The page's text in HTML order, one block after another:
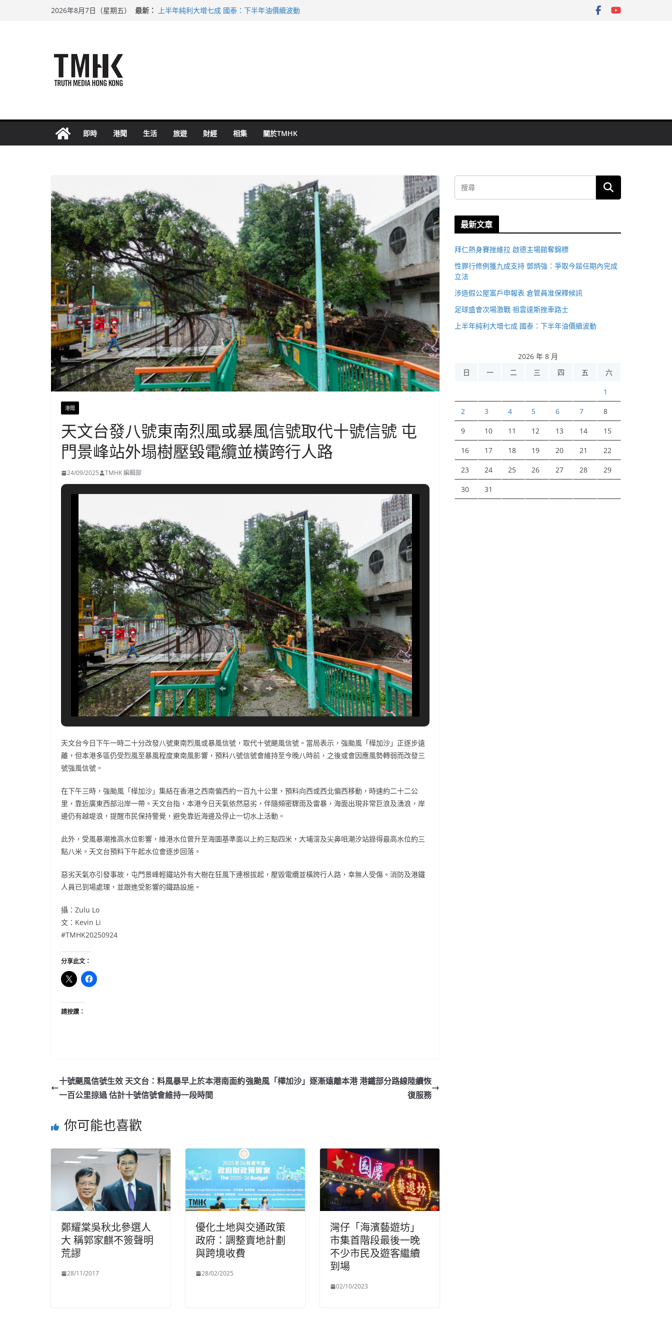
2026年8月7日（星期五） 最新：
上半年純利大增七成 國泰：下半年油價續波動
即時 港聞 生活 旅遊 財經 相集 關於TMHK
港聞
天文台發八號東南烈風或暴風信號取代十號信號 屯
門景峰站外塌樹壓毀電纜並橫跨行人路
24/09/2025 TMHK 編輯部
天文台今日下午一時二十分改發八號東南烈風或暴風信號，取代十號颶風信號。當局表示，強颱風「樺加沙」正逐步遠
離，但本港多區仍受烈風至暴風程度東南風影響，預料八號信號會維持至今晚八時前，之後或會因應風勢轉弱而改發三
號強風信號。
在下午三時，強颱風「樺加沙」集結在香港之西南偏西約一百九十公里，預料向西或西北偏西移動，時速約二十二公
里，靠近廣東西部沿岸一帶。天文台指，本港今日天氣依然惡劣，伴隨頻密驟雨及雷暴，海面出現非常巨浪及湧浪，岸
邊仍有越堤浪，提醒市民保持警覺，避免靠近海邊及停止一切水上活動。
此外，受風暴潮推高水位影響，維港水位曾升至海圖基準面以上約三點四米，大埔滘及尖鼻咀潮汐站錄得最高水位約三
點八米。天文台預料下午起水位會逐步回落。
惡劣天氣亦引發事故，屯門景峰輕鐵站外有大樹在狂風下連根拔起，壓毀電纜並橫跨行人路，幸無人受傷。消防及港鐵
人員已到場處理，並跟進受影響的鐵路設施。
攝：Zulu Lo
文：Kevin Li
#TMHK20250924
分享此文：
請按讚：
十號颶風信號生效 天文台：料風暴早上於本港南面約
一百公里掠過 估計十號信號會維持一段時間
強颱風「樺加沙」逐漸遠離本港 港鐵部分路線陸續恢
復服務
你可能也喜歡
鄭耀棠吳秋北參選人
大 稱郭家麒不簽聲明
荒謬
28/11/2017
優化土地與交通政策
政府：調整賣地計劃
與跨境收費
28/02/2025
灣仔「海濱藝遊坊」
市集首階段最後一晚
不少市民及遊客繼續
到場
02/10/2023
最新文章
拜仁熱身賽挫維拉 啟德主場館奪錦標
性罪行修例獲九成支持 鄧炳強：爭取今屆任期內完成
立法
涉造假公屋富戶申報表 倉管員准保釋候訊
足球盛會次場激戰 祖雲達斯挫車路士
上半年純利大增七成 國泰：下半年油價續波動
2026 年 8 月
日
一 二 三 四 五 六
1
2 3 4 5 6 7 8
9 10 11 12 13 14 15
16 17 18 19 20 21 22
23 24 25 26 27 28 29
30 31